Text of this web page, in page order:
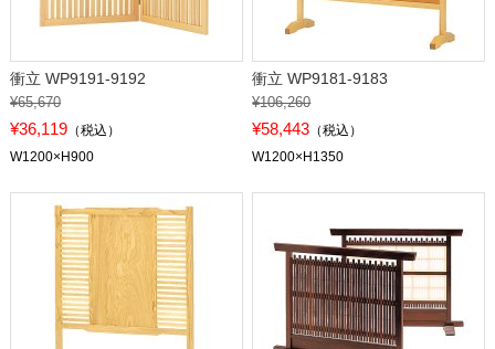
衝立 WP9191-9192
¥65,670
¥36,119（税込）
W1200×H900
衝立 WP9181-9183
¥106,260
¥58,443 （税込）
W1200×H1350